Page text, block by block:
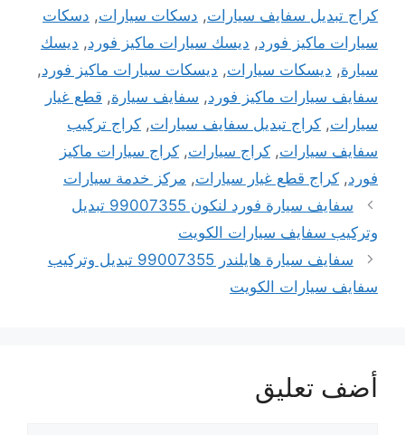
كراج تبديل سفايف سيارات, دسكات سيارات, دسكات
سيارات ماكيز فورد, ديسك سيارات ماكيز فورد, ديسك
سيارة, ديسكات سيارات, ديسكات سيارات ماكيز فورد,
سفايف سيارات ماكيز فورد, سفايف سيارة, قطع غيار
سيارات, كراج تبديل سفايف سيارات, كراج تركيب
سفايف سيارات, كراج سيارات, كراج سيارات ماكيز
فورد, كراج قطع غيار سيارات, مركز خدمة سيارات
سفايف سيارة فورد لنكون 99007355 تبديل
وتركيب سفايف سيارات الكويت
سفايف سيارة هايلندر 99007355 تبديل وتركيب
سفايف سيارات الكويت
أضف تعليق